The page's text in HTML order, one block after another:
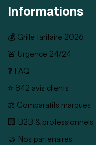
Informations
💰 Grille tarifaire 2026
🚨 Urgence 24/24
❓ FAQ
⭐ 842 avis clients
⚖️ Comparatifs marques
🏢 B2B & professionnels
🤝 Nos partenaires